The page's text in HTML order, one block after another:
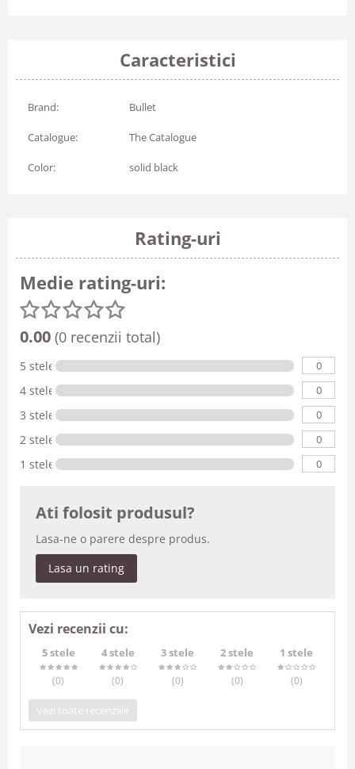
Caracteristici
Brand: Bullet
Catalogue: The Catalogue
Color: solid black
Rating-uri
Medie rating-uri:
0.00 (0 recenzii total)
5 stele 0
4 stele 0
3 stele 0
2 stele 0
1 stele 0
Ati folosit produsul?
Lasa-ne o parere despre produs.
Lasa un rating
Vezi recenzii cu:
5 stele
(0)
4 stele
(0)
3 stele
(0)
2 stele
(0)
1 stele
(0)
Vezi toate recenziile